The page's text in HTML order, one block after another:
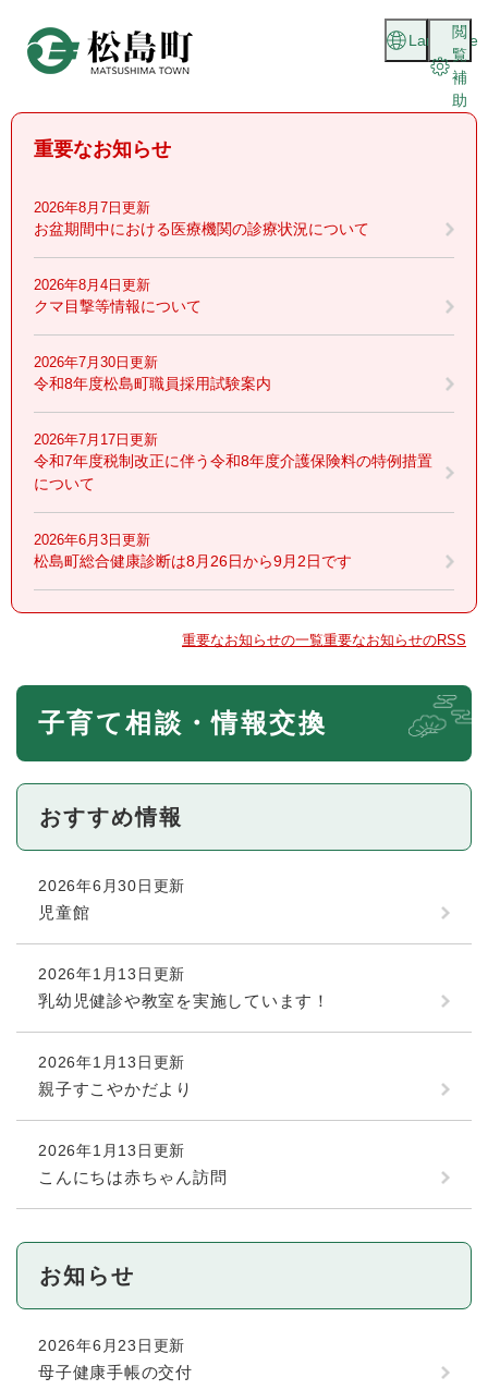
頭
閲
覧
補
助
Language
重要なお知らせ
2026年8月7日更新
お盆期間中における医療機関の診療状況について
2026年8月4日更新
クマ目撃等情報について
2026年7月30日更新
令和8年度松島町職員採用試験案内
2026年7月17日更新
令和7年度税制改正に伴う令和8年度介護保険料の特例措置
について
2026年6月3日更新
松島町総合健康診断は8月26日から9月2日です
重要なお知らせの一覧重要なお知らせのRSS
本
子育て相談・情報交換
おすすめ情報
2026年6月30日更新
児童館
2026年1月13日更新
乳幼児健診や教室を実施しています！
2026年1月13日更新
親子すこやかだより
2026年1月13日更新
こんにちは赤ちゃん訪問
お知らせ
2026年6月23日更新
母子健康手帳の交付